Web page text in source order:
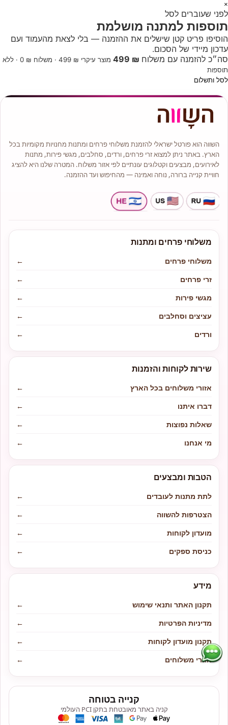
×
לפני שעוברים לסל
תוספות למתנה מושלמת
הוסיפו פריט קטן שישלים את ההזמנה — בלי לצאת מהעמוד ועם
עדכון מיידי של הסכום.
סה״כ להזמנה עם משלוח ₪ 499
מוצר עיקרי ₪ 499 · משלוח ₪ 0 · ללא
תוספות
לסל ותשלום
השווה הוא פורטל ישראלי להזמנת משלוחי פרחים ומתנות מחנויות מקומיות בכל
הארץ. באתר ניתן למצוא זרי פרחים, ורדים, סחלבים, מגשי פירות, מתנות
לאירועים, מבצעים וקטלוגים עונתיים לפי אזור משלוח. המטרה שלנו היא להציג
חוויית קנייה ברורה, נוחה ואמינה — מהחיפוש ועד ההזמנה.
משלוחי פרחים ומתנות
משלוחי פרחים
←
זרי פרחים
←
מגשי פירות
←
עציצים וסחלבים
←
ורדים
←
שירות לקוחות והזמנות
אזורי משלוחים בכל הארץ
←
דברו איתנו
←
שאלות נפוצות
←
מי אנחנו
←
הטבות ומבצעים
לתת מתנות לעובדים
←
הצטרפות להשווה
←
מועדון לקוחות
←
כניסת ספקים
←
מידע
תקנון האתר ותנאי שימוש
←
מדיניות הפרטיות
←
תקנון מועדון לקוחות
←
אזורי משלוחים
←
קנייה בטוחה
קניה באתר מאובטחת בתקן PCI העולמי